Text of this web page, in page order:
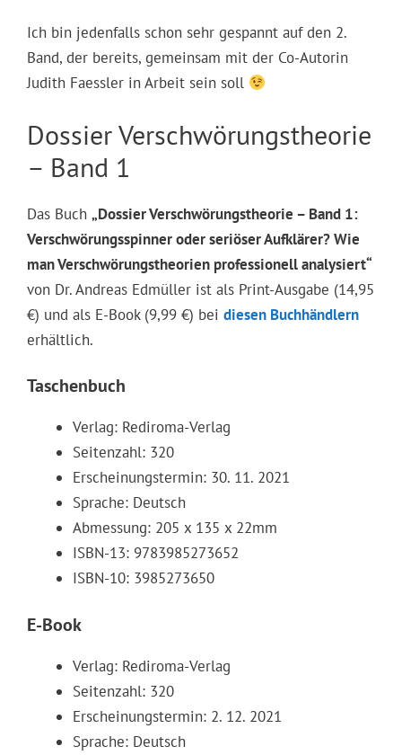
Ich bin jedenfalls schon sehr gespannt auf den 2.
Band, der bereits, gemeinsam mit der Co-Autorin
Judith Faessler in Arbeit sein soll
Dossier Verschwörungstheorie
– Band 1
Das Buch „Dossier Verschwörungstheorie – Band 1:
Verschwörungsspinner oder seriöser Aufklärer? Wie
man Verschwörungstheorien professionell analysiert“
von Dr. Andreas Edmüller ist als Print-Ausgabe (14,95
€) und als E-Book (9,99 €) bei diesen Buchhändlern
erhältlich.
Taschenbuch
Verlag: Rediroma-Verlag
Seitenzahl: 320
Erscheinungstermin: 30. 11. 2021
Sprache: Deutsch
Abmessung: 205 x 135 x 22mm
ISBN-13: 9783985273652
ISBN-10: 3985273650
E-Book
Verlag: Rediroma-Verlag
Seitenzahl: 320
Erscheinungstermin: 2. 12. 2021
Sprache: Deutsch